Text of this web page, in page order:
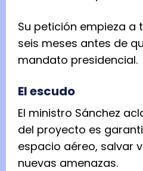
Su petición empieza
seis meses antes de
mandato presidencial.
El escudo
El ministro Sánchez
del proyecto es
espacio aéreo, salvar
nuevas amenazas.